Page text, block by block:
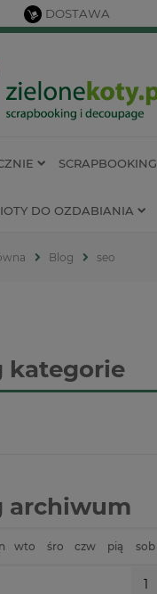
DOSTAWA
SCRAPBOOKING
DO OZDABIANIA
Blog seo
kategorie
archiwum
wto śro czw pią sob
1